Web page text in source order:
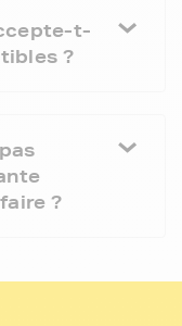
t-
?
?